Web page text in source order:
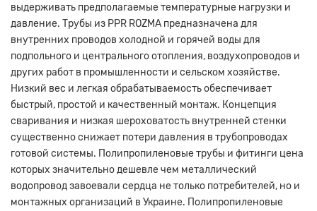
выдерживать предполагаемые температурные нагрузки и
давление. Трубы из PPR ROZMA предназначена для
внутренних проводов холодной и горячей воды для
подпольного и центрального отопления, воздухопроводов и
других работ в промышленности и сельском хозяйстве.
Низкий вес и легкая обрабатываемость обеспечивает
быстрый, простой и качественный монтаж. Концепция
сваривания и низкая шероховатость внутренней стенки
существенно снижает потери давления в трубопроводах
готовой системы. Полипропиленовые трубы и фитинги цена
которых значительно дешевле чем металлический
водопровод завоевали сердца не только потребителей, но и
монтажных организаций в Украине. Полипропиленовые